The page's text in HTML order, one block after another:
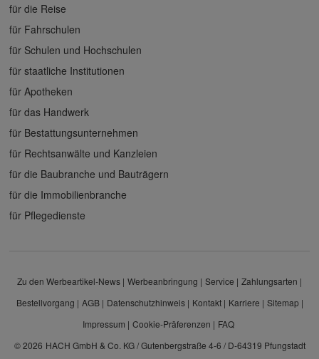
für die Reise
für Fahrschulen
für Schulen und Hochschulen
für staatliche Institutionen
für Apotheken
für das Handwerk
für Bestattungsunternehmen
für Rechtsanwälte und Kanzleien
für die Baubranche und Bauträgern
für die Immobilienbranche
für Pflegedienste
Zu den Werbeartikel-News Werbeanbringung Service
Zahlungsarten
Bestellvorgang
AGB Datenschutzhinweis Kontakt Karriere
Sitemap
Impressum
Cookie-Präferenzen
FAQ
© 2026 HACH GmbH & Co. KG / Gutenbergstraße 4-6 / D-64319 Pfungstadt